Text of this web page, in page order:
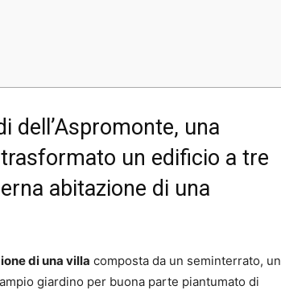
dell’Aspromonte, una
un edificio a tre
abitazione di una
di una villa composta da un seminterrato, un
giardino per buona parte piantumato di